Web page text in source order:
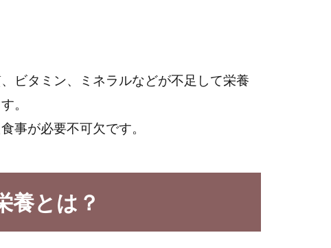
ビタミン、ミネラルなどが不足して栄養
。
事が必要不可欠です。
養とは？